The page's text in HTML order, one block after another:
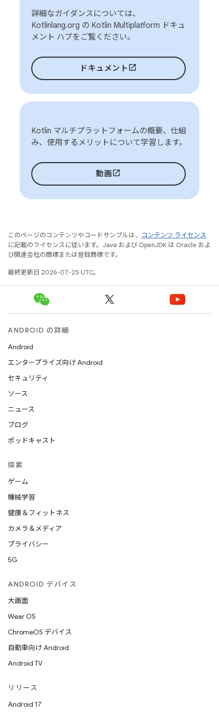
詳細なガイダンスについては、
Kotlinlang.org の Kotlin Multiplatform ドキュ
メント ハブをご覧ください。
ドキュメント
Kotlin マルチプラットフォームの概要、仕組
み、使用するメリットについて学習します。
動画
このページのコンテンツやコードサンプルは、
コンテンツ ライセンス
に記載のライセンスに従います。Java および OpenJDK は Oracle およ
び関連会社の商標または登録商標です。
最終更新日 2026-07-25 UTC。
ANDROID の詳細
Android
エンタープライズ向け Android
セキュリティ
ソース
ニュース
ブログ
ポッドキャスト
探索
ゲーム
機械学習
健康＆フィットネス
カメラ＆メディア
プライバシー
5G
ANDROID デバイス
大画面
Wear OS
ChromeOS デバイス
自動車向け Android
Android TV
リリース
Android 17